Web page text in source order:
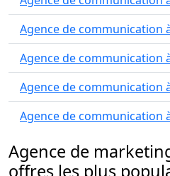
Agence de communication
Agence de communication
Agence de communication
Agence de communication
Agence de
offres les plus